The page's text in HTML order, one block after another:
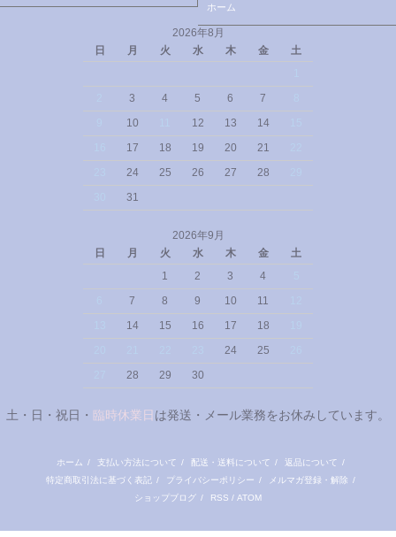
ホーム
2026年8月
日
月 火 水 木 金
土
3 4 5 6 7
10 12 13 14
17 18 19 20 21
24 25 26 27 28
31
2026年9月
日
月 火 水 木 金
土
1
2 3 4
7 8 9 10 11
14 15 16 17 18
24 25
28 29 30
土・日・祝日・ 臨時休業日は発送・メール業務をお休みしています。
ホーム / 支払い方法について / 配送・送料について / 返品について /
特定商取引法に基づく表記 / プライバシーポリシー / メルマガ登録・解除 /
ショップブログ / RSS / ATOM